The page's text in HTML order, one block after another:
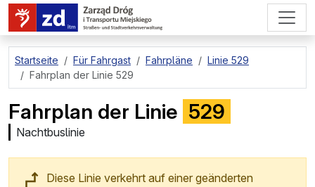
zum Hauptinhalt springen
Startseite Für Fahrgast Fahrpläne
Linie 529
Fahrplan der Linie 529
Fahrplan der Linie 529
Nachtbuslinie
Diese Linie verkehrt auf einer geänderten